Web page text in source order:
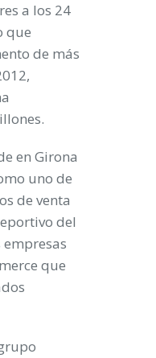
a los 24
que
de más
,
en Girona
uno de
de venta
del
que